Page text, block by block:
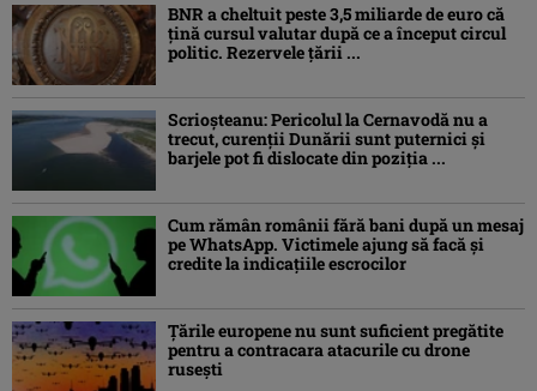
BNR a cheltuit peste 3,5 miliarde de euro că
țină cursul valutar după ce a început circul
politic. Rezervele țării ...
Scrioșteanu: Pericolul la Cernavodă nu a
trecut, curenţii Dunării sunt puternici şi
barjele pot fi dislocate din poziţia ...
Cum rămân românii fără bani după un mesaj
pe WhatsApp. Victimele ajung să facă și
credite la indicațiile escrocilor
Ţările europene nu sunt suficient pregătite
pentru a contracara atacurile cu drone
ruseşti